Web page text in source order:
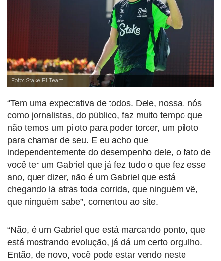
Foto: Stake F1 Team
“Tem uma expectativa de todos. Dele, nossa, nós
como jornalistas, do público, faz muito tempo que
não temos um piloto para poder torcer, um piloto
para chamar de seu. E eu acho que
independentemente do desempenho dele, o fato de
você ter um Gabriel que já fez tudo o que fez esse
ano, quer dizer, não é um Gabriel que está
chegando lá atrás toda corrida, que ninguém vê,
que ninguém sabe”, comentou ao site.
“Não, é um Gabriel que está marcando ponto, que
está mostrando evolução, já dá um certo orgulho.
Então, de novo, você pode estar vendo neste